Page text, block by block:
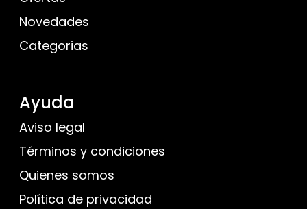
Novedades
Categorias
Ayuda
Aviso legal
Términos y condiciones
Quienes somos
Política de privacidad